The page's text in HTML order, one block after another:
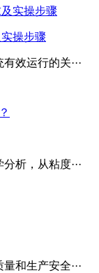
操步骤
效运行的关···
析，从粘度···
和生产安全···